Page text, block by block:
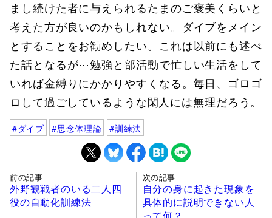
まし続けた者に与えられるたまのご褒美くらいと
考えた方が良いのかもしれない。ダイブをメイン
とすることをお勧めしたい。これは以前にも述べ
た話となるが⋯勉強と部活動で忙しい生活をして
いれば金縛りにかかりやすくなる。毎日、ゴロゴ
ロして過ごしているような閑人には無理だろう。
ダイブ 思念体理論 訓練法
前の記事
外野観戦者のいる二人四
役の自動化訓練法
次の記事
自分の身に起きた現象を
具体的に説明できない人